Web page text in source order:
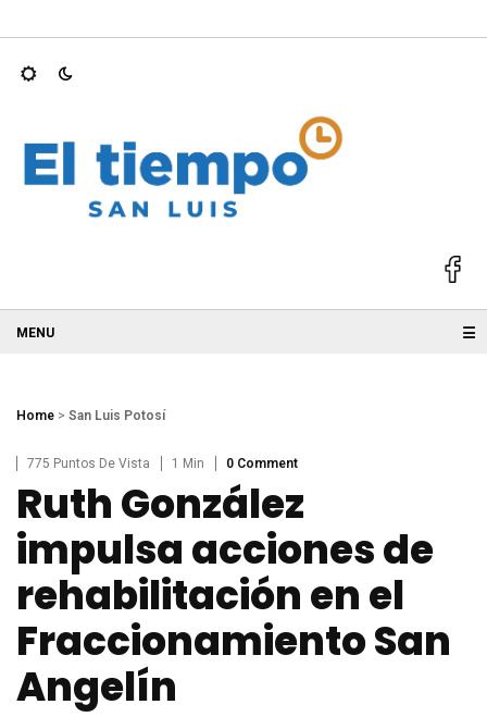
☰
Home > San Luis Potosí
775 Puntos De Vista 1 Min 0 Comment
Ruth González
impulsa acciones de
rehabilitación en el
Fraccionamiento San
Angelín